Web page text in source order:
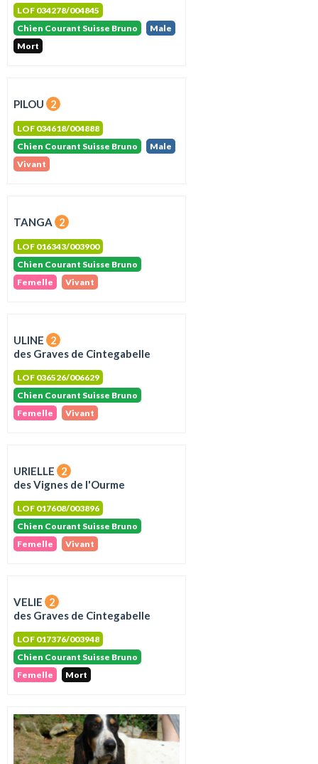
LOF 034278/004845
Chien Courant Suisse Bruno
Male
Mort
PILOU 2
LOF 034618/004888
Chien Courant Suisse Bruno
Male
Vivant
TANGA 2
LOF 016343/003900
Chien Courant Suisse Bruno
Femelle
Vivant
ULINE
2
des Graves de Cintegabelle
LOF 036526/006629
Chien Courant Suisse Bruno
Femelle
Vivant
URIELLE
2
des Vignes de l'Ourme
LOF 017608/003896
Chien Courant Suisse Bruno
Femelle
Vivant
VELIE
2
des Graves de Cintegabelle
LOF 017376/003948
Chien Courant Suisse Bruno
Femelle
Mort